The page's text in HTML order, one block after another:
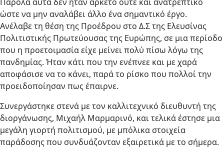
ώστε να μην αναλάβει άλλο ένα σημαντικό έργο.
Ανέλαβε τη θέση της Προέδρου στο Δ.Σ της Ελευσίνας
Πολιτιστικής Πρωτεύουσας της Ευρώπης, σε μια περίοδο
που η προετοιμασία είχε μείνει πολύ πίσω λόγω της
πανδημίας. Ήταν κάτι που την ενέπνεε και με χαρά
αποφάσισε να το κάνει, παρά το ρίσκο που πολλοί την
προειδοποίησαν πως έπαιρνε.
Συνεργάστηκε στενά με τον καλλιτεχνικό διευθυντή της
διοργάνωσης, Μιχαήλ Μαρμαρινό, και τελικά έστησε μια
μεγάλη γιορτή πολιτισμού, με μπόλικα στοιχεία
παράδοσης που συνδυάζονταν εξαιρετικά με το σήμερα.